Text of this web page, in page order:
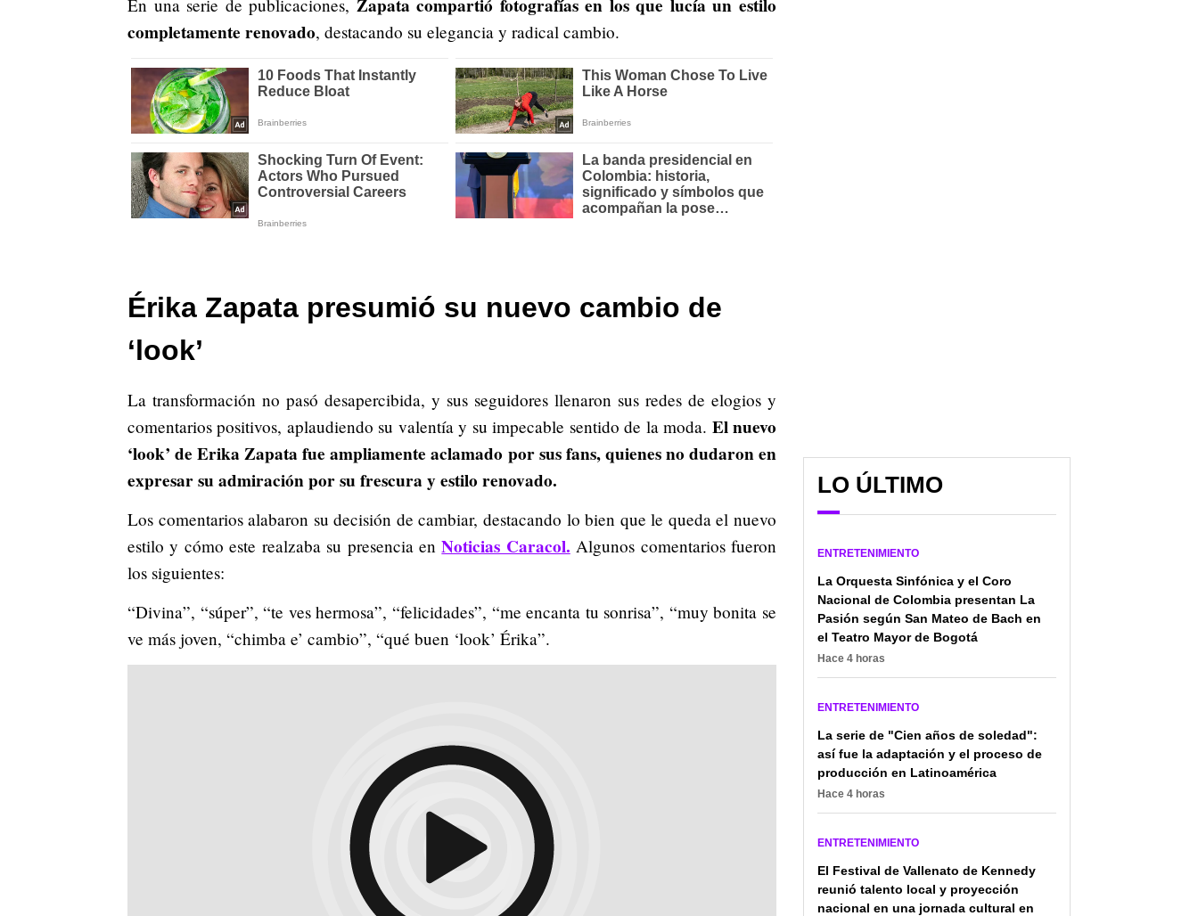
En una serie de publicaciones, Zapata compartió fotografías en los que lucía un estilo
completamente renovado, destacando su elegancia y radical cambio.
Érika Zapata presumió su nuevo cambio de
‘look’
La transformación no pasó desapercibida, y sus seguidores llenaron sus redes de elogios y
comentarios positivos, aplaudiendo su valentía y su impecable sentido de la moda. El nuevo
‘look’ de Erika Zapata fue ampliamente aclamado por sus fans, quienes no dudaron en
expresar su admiración por su frescura y estilo renovado.
Los comentarios alabaron su decisión de cambiar, destacando lo bien que le queda el nuevo
estilo y cómo este realzaba su presencia enNoticias Caracol. Algunos comentarios fueron
los siguientes:
“Divina”, “súper”, “te ves hermosa”, “felicidades”, “me encanta tu sonrisa”, “muy bonita se
ve más joven, “chimba e’ cambio”, “qué buen ‘look’ Érika”.
LO ÚLTIMO
ENTRETENIMIENTO
La Orquesta Sinfónica y el Coro
Nacional de Colombia presentan La
Pasión según San Mateo de Bach en
el Teatro Mayor de Bogotá
Hace 4 horas
ENTRETENIMIENTO
La serie de "Cien años de soledad":
así fue la adaptación y el proceso de
producción en Latinoamérica
Hace 4 horas
ENTRETENIMIENTO
El Festival de Vallenato de Kennedy
reunió talento local y proyección
nacional en una jornada cultural en